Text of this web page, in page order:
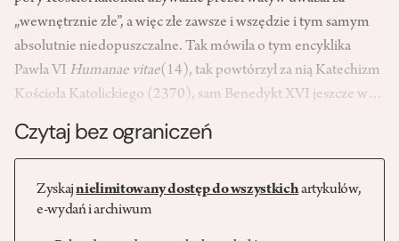
„wewnętrznie złe”, a więc złe zawsze i wszędzie i tym samym
absolutnie niedopuszczalne. Tak mówiła o tym encyklika
Pawła VI Humanae vitae(14), tak powtórzył za nią Katechizm
Kościoła Katolickiego (2370), sam Benedykt XVI jeszcze w…
Czytaj bez ograniczeń
Zyskajnielimitowany dostęp do wszystkichartykułów,
e-wydań i archiwum